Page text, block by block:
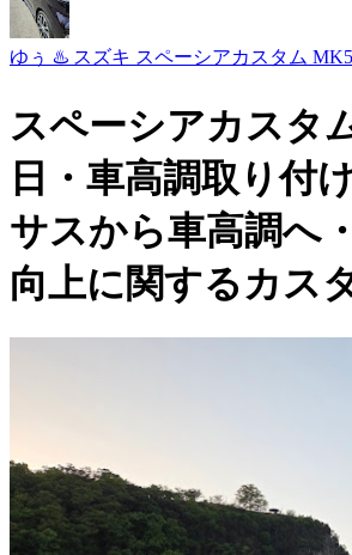
ゆぅ ♨️ スズキ スペーシアカスタム
スペーシアカスタ
日・車高調取り付
サスから車高調へ
向上に関するカス